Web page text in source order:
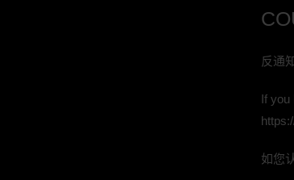
反通
If you
如您